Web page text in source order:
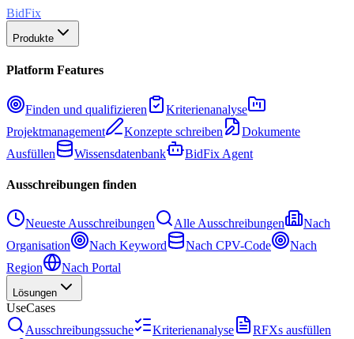
BidFix
Produkte
Platform Features
Finden und qualifizieren
Kriterienanalyse
Projektmanagement
Konzepte schreiben
Dokumente
Ausfüllen
Wissensdatenbank BidFix Agent
Ausschreibungen finden
Neueste Ausschreibungen Alle Ausschreibungen
Nach
Organisation
Nach Keyword Nach CPV-Code
Nach
Region
Nach Portal
Lösungen
UseCases
Ausschreibungssuche
Kriterienanalyse
RFXs ausfüllen